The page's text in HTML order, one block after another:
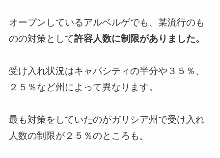
オープンしているアルベルゲでも、某流行のも
のの対策として許容人数に制限がありました。
受け入れ状況はキャパシティの半分や３５％、
２５％など州によって異なります。
最も対策をしていたのがガリシア州で受け入れ
人数の制限が２５％のところも。